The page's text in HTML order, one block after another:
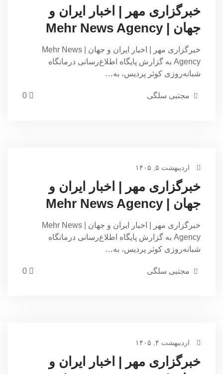
خبرگزاری مهر | اخبار ایران و
جهان | Mehr News Agency
خبرگزاری مهر | اخبار ایران و جهان | Mehr News
Agency به گزارش پایگاه اطلاع‌رسانی درمانگاه
شبانه‌روزی کوثر پردیس، به…
مجتبی سلگی
اردیبهشت ۵, ۱۴۰۵
خبرگزاری مهر | اخبار ایران و
جهان | Mehr News Agency
خبرگزاری مهر | اخبار ایران و جهان | Mehr News
Agency به گزارش پایگاه اطلاع‌رسانی درمانگاه
شبانه‌روزی کوثر پردیس، به…
مجتبی سلگی
اردیبهشت ۴, ۱۴۰۵
خبرگزاری مهر | اخبار ایران و